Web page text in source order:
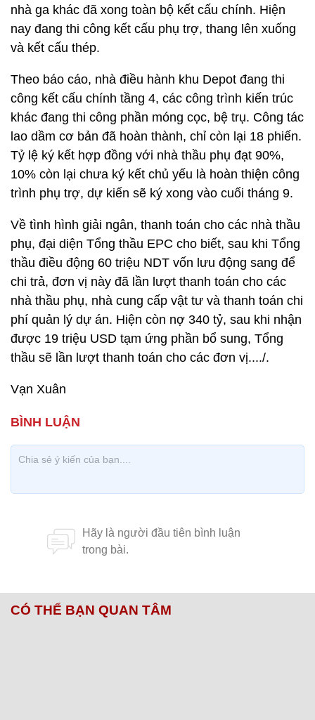
nhà ga khác đã xong toàn bộ kết cấu chính. Hiện
nay đang thi công kết cấu phụ trợ, thang lên xuống
và kết cấu thép.
Theo báo cáo, nhà điều hành khu Depot đang thi
công kết cấu chính tầng 4, các công trình kiến trúc
khác đang thi công phần móng cọc, bệ trụ. Công tác
lao dầm cơ bản đã hoàn thành, chỉ còn lại 18 phiến.
Tỷ lệ ký kết hợp đồng với nhà thầu phụ đạt 90%,
10% còn lại chưa ký kết chủ yếu là hoàn thiện công
trình phụ trợ, dự kiến sẽ ký xong vào cuối tháng 9.
Về tình hình giải ngân, thanh toán cho các nhà thầu
phụ, đại diện Tổng thầu EPC cho biết, sau khi Tổng
thầu điều động 60 triệu NDT vốn lưu động sang để
chi trả, đơn vị này đã lần lượt thanh toán cho các
nhà thầu phụ, nhà cung cấp vật tư và thanh toán chi
phí quản lý dự án. Hiện còn nợ 340 tỷ, sau khi nhận
được 19 triệu USD tạm ứng phần bổ sung, Tổng
thầu sẽ lần lượt thanh toán cho các đơn vị..../.
Vạn Xuân
CÓ THỂ BẠN QUAN TÂM